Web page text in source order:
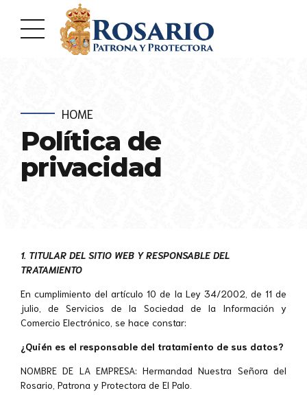
HOME
Política de
privacidad
1. TITULAR DEL SITIO WEB Y RESPONSABLE DEL
TRATAMIENTO
En cumplimiento del artículo 10 de la Ley 34/2002, de 11 de
julio, de Servicios de la Sociedad de la Información y
Comercio Electrónico, se hace constar:
¿Quién es el responsable del tratamiento de sus datos?
NOMBRE DE LA EMPRESA: Hermandad Nuestra Señora del
Rosario, Patrona y Protectora de El Palo.